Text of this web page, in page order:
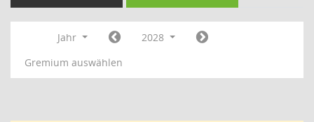
Jahr
2028
Gremium auswählen